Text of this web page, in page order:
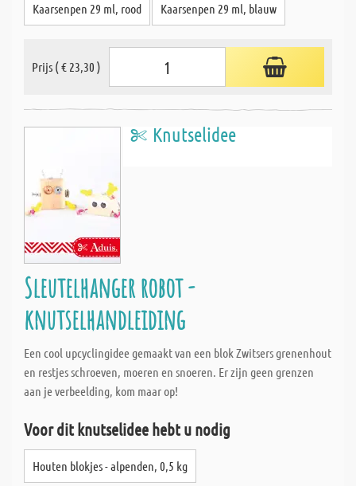
Kaarsenpen 29 ml, rood Kaarsenpen 29 ml, blauw
Prijs ( € 23,30 )
Knutselidee
Sleutelhanger robot -
knutselhandleiding
Een cool upcyclingidee gemaakt van een blok Zwitsers grenenhout
en restjes schroeven, moeren en snoeren. Er zijn geen grenzen
aan je verbeelding, kom maar op!
Voor dit knutselidee hebt u nodig
Houten blokjes - alpenden, 0,5 kg